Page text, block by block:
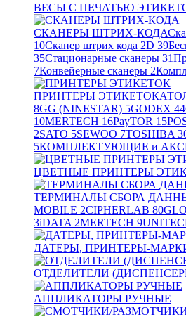
ВЕСЫ С ПЕЧАТЬЮ
СКАНЕРЫ ШТРИХ-КОДА
10Сканер штрих кода 2D 39
35Стационарные сканеры 31
7Конвейерные сканеры 2
ПРИНТЕРЫ ЭТИКЕТОК
8GG (NINESTAR) 5GODEX 44
10MERTECH 16PayTOR 15
2SATO 5SEWOO 7TOSHIBA
5КОМПЛЕКТУЮЩИЕ и
ЦВЕТНЫЕ ПРИНТЕРЫ
ТЕРМИНАЛЫ СБОРА
MOBILE 2CIPHERLAB 80
3iDATA 2MERTECH 9
ДАТЕРЫ, ПРИНТЕРЫ-
ОТДЕЛИТЕЛИ
АППЛИКАТОРЫ РУЧНЫЕ